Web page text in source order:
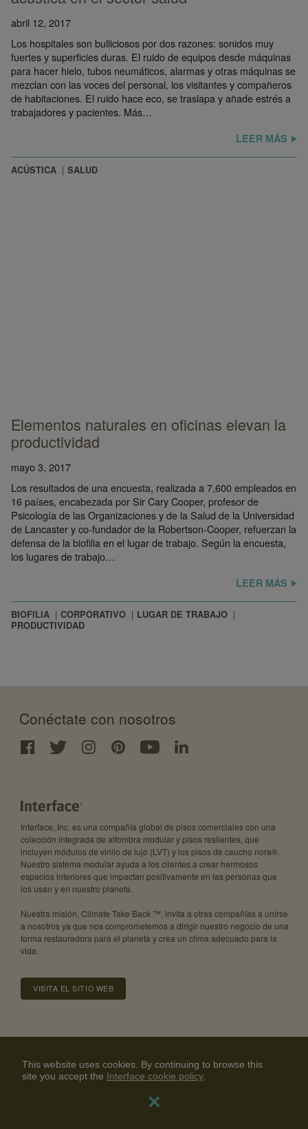
This website uses cookies. By continuing to browse this
site you accept the Interface cookie policy
×
abril 12, 2017
Los hospitales son bulliciosos por dos razones: sonidos muy
fuertes y superficies duras. El ruido de equipos desde máquinas
para hacer hielo, tubos neumáticos, alarmas y otras máquinas se
mezclan con las voces del personal, los visitantes y compañeros
de habitaciones. El ruido hace eco, se traslapa y añade estrés a
trabajadores y pacientes. Más…
LEER MÁS
ACÚSTICA SALUD
Elementos naturales en oficinas elevan la
productividad
mayo 3, 2017
Los resultados de una encuesta, realizada a 7,600 empleados en
16 países, encabezada por Sir Cary Cooper, profesor de
Psicología de las Organizaciones y de la Salud de la Universidad
de Lancaster y co-fundador de la Robertson-Cooper, refuerzan la
defensa de la biofilia en el lugar de trabajo. Según la encuesta,
los lugares de trabajo…
LEER MÁS
BIOFILIA CORPORATIVO
LUGAR DE TRABAJO
PRODUCTIVIDAD
Conéctate con nosotros
Interface, Inc. es una compañía global de pisos comerciales con una
colección integrada de alfombra modular y pisos resilentes, que
incluyen módulos de vinilo de lujo (LVT) y los pisos de caucho nora®.
Nuestro sistema modular ayuda a los clientes a crear hermosos
espacios interiores que impactan positivamente en las personas que
los usan y en nuestro planeta.
Nuestra misión, Climate Take Back ™, invita a otras compañías a unirse
a nosotros ya que nos comprometemos a dirigir nuestro negocio de una
forma restauradora para el planeta y crea un clima adecuado para la
vida.
VISITA EL SITIO WEB
Guías de la Comunidad
Política de Privacidad
Aviso Legal
Contáctenos
© 2024 Interface, Inc. All rights reserved.